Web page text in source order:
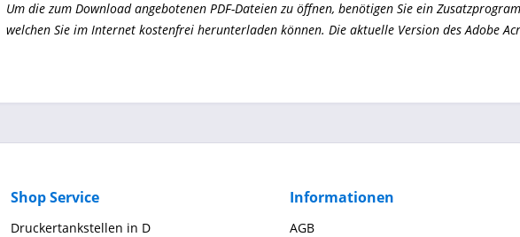
Um die zum Download angebotenen PDF-Dateien zu öffnen, benötigen Sie ein
welchen Sie im Internet kostenfrei herunterladen können. Die aktuelle Version des Adobe
Shop Service
Druckertankstellen in D
Informationen
AGB